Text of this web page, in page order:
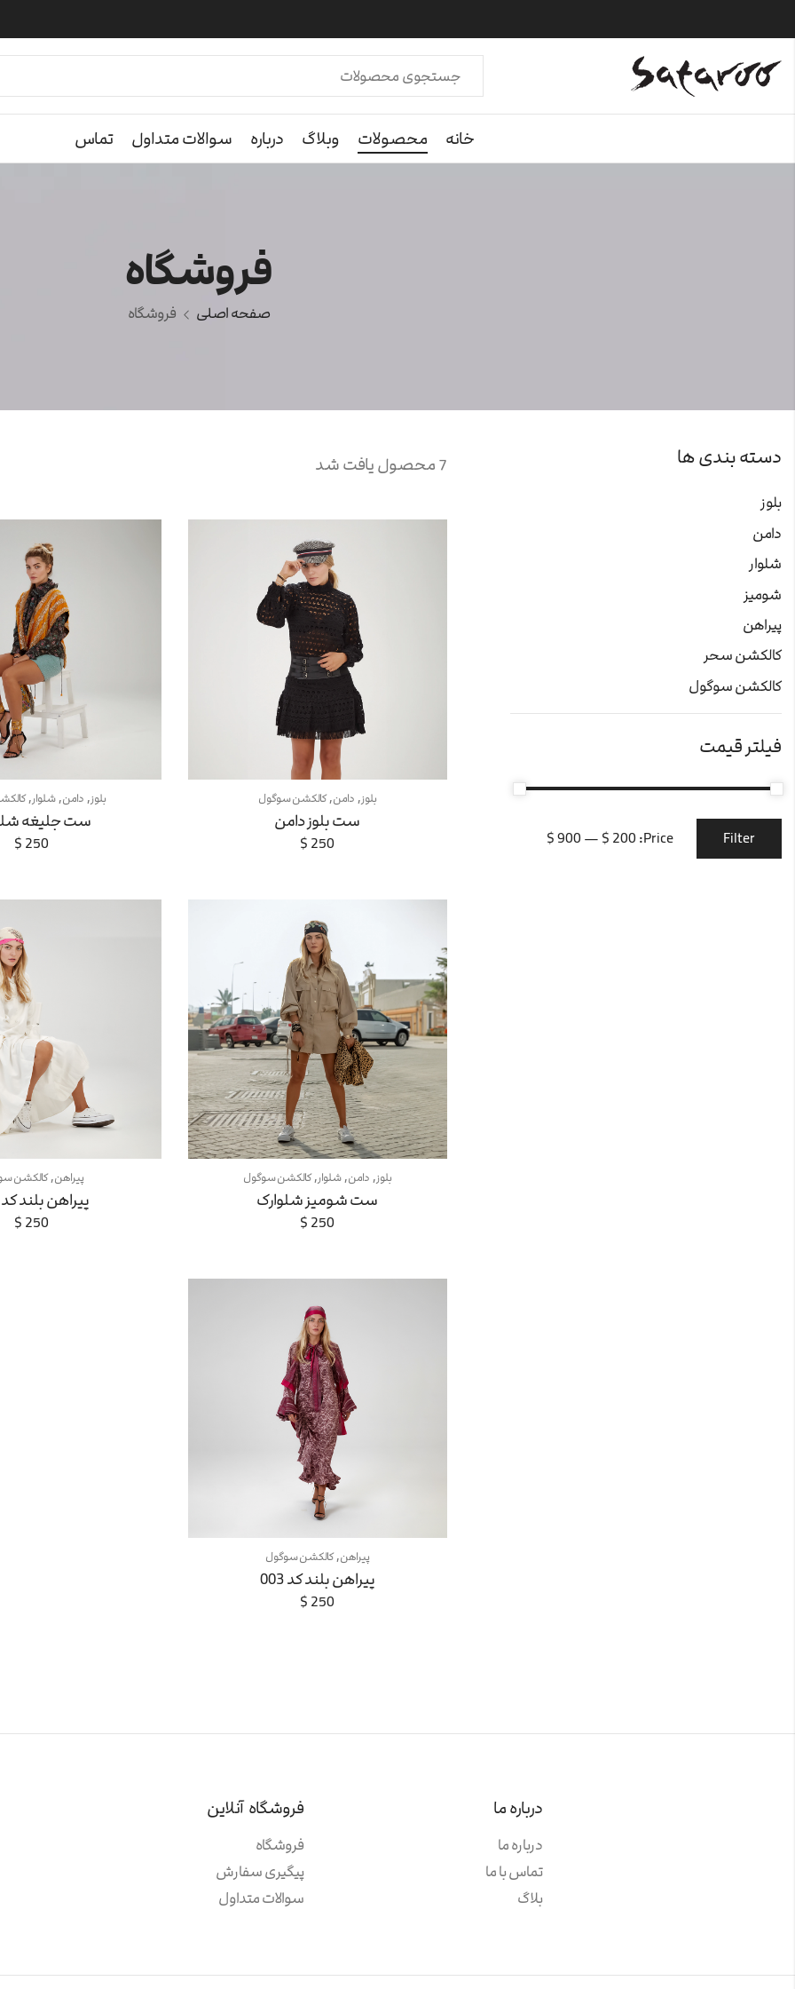
خانه محصولات وبلاگ درباره سوالات متداول تماس
فروشگاه
صفحه اصلی فروشگاه
7 محصول یافت شد
بلوز, دامن,کالکشن سوگول
ست بلوز دامن
$ 250
بلوز, دامن,شلوار,
ست جلیغه
$ 250
بلوز, دامن,شلوار,کالکشن سوگول
ست شومیز شلوارک
$ 250
پیراهن,کالکشن
پیراهن بلند کد 001
$ 250
پیراهن,کالکشن سوگول
پیراهن بلند کد 003
$ 250
دسته بندی ها
بلوز
دامن
شلوار
شومیز
پیراهن
کالکشن سحر
کالکشن سوگول
فیلتر قیمت
Filter
Price:
200 $
—
900 $
درباره ما
درباره ما
تماس با ما
بلاگ
فروشگاه آنلاین
فروشگاه
پیگیری سفارش
سوالات متداول